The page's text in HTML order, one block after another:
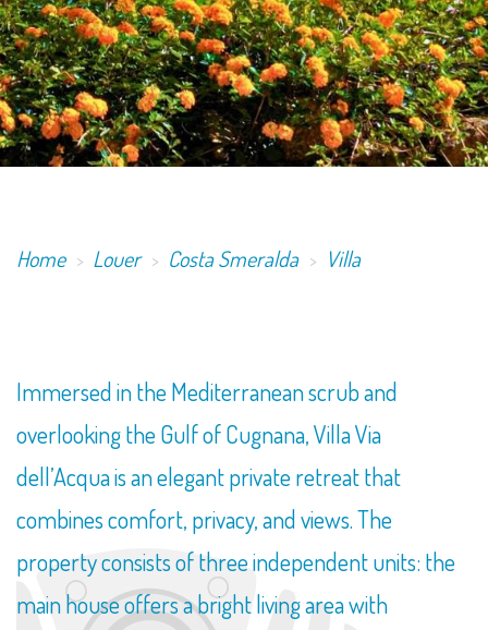
Home Louer Costa Smeralda Villa
Immersed in the Mediterranean scrub and
overlooking the Gulf of Cugnana, Villa Via
dell’Acqua is an elegant private retreat that
combines comfort, privacy, and views. The
property consists of three independent units: the
main house offers a bright living area with